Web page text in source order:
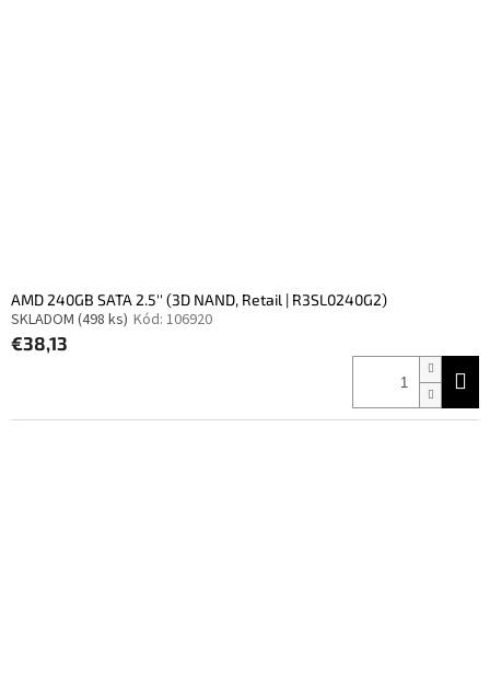
AMD 240GB SATA 2.5'' (3D NAND, Retail | R3SL0240G2)
SKLADOM (498 ks) Kód: 106920
€38,13